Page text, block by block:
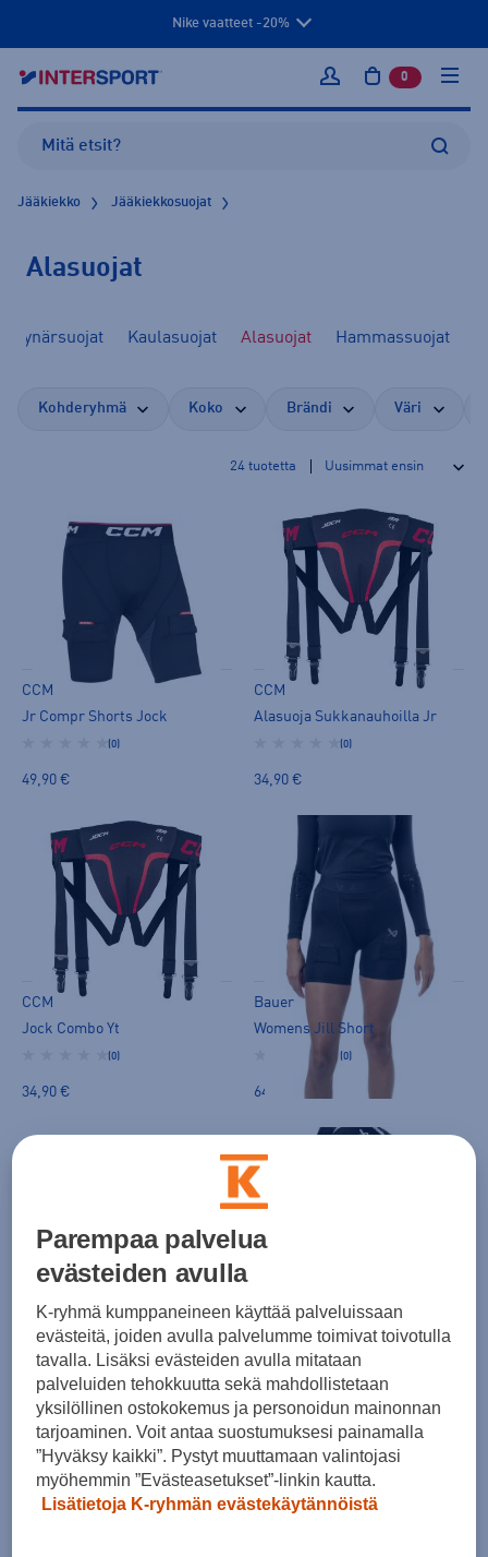
Nike vaatteet -20%
Kirjaudu sisään
0 tuotetta
Jääkiekko Jääkiekkosuojat
Alasuojat
Kyynärsuojat Kaulasuojat Alasuojat Hammassuojat
Kohderyhmä Koko Brändi Väri
24 tuotetta
CCM
Jr Compr Shorts Jock
(0)
49,90 €
CCM
Alasuoja Sukkanauhoilla Jr
(0)
34,90 €
CCM
Jock Combo Yt
(0)
34,90 €
Bauer
Womens Jill Short
(0)
64,90 €
CCM
Sr Compr Shorts Jock
(0)
59,90 €
Bauer
Performance Jock Pant Sr
(0)
74,90 €
Parempaa palvelua
evästeiden avulla
K-ryhmä kumppaneineen käyttää palveluissaan
evästeitä, joiden avulla palvelumme toimivat toivotulla
tavalla. Lisäksi evästeiden avulla mitataan
palveluiden tehokkuutta sekä mahdollistetaan
yksilöllinen ostokokemus ja personoidun mainonnan
tarjoaminen. Voit antaa suostumuksesi painamalla
”Hyväksy kaikki”. Pystyt muuttamaan valintojasi
myöhemmin ”Evästeasetukset”-linkin kautta.
Lisätietoja K-ryhmän evästekäytännöistä